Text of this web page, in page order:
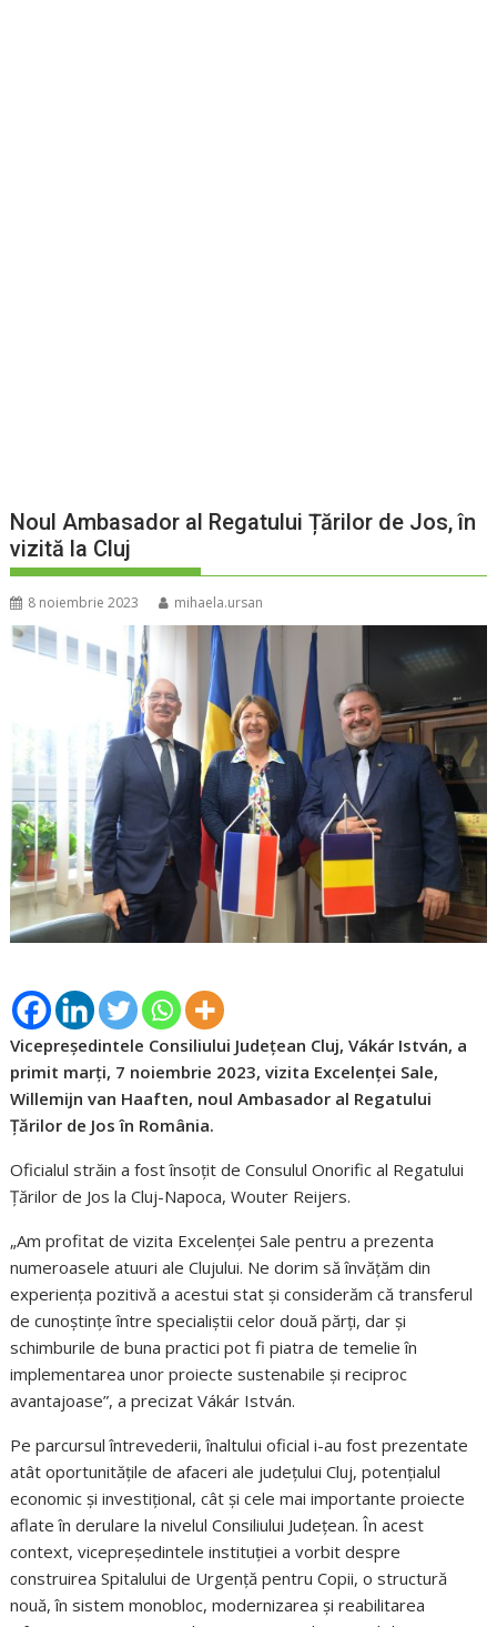
Noul Ambasador al Regatului Țărilor de Jos, în
vizită la Cluj
8 noiembrie 2023 mihaela.ursan
Vicepreședintele Consiliului Județean Cluj, Vákár István, a
primit marți, 7 noiembrie 2023, vizita Excelenței Sale,
Willemijn van Haaften, noul Ambasador al Regatului
Țărilor de Jos în România.
Oficialul străin a fost însoțit de Consulul Onorific al Regatului
Țărilor de Jos la Cluj-Napoca, Wouter Reijers.
„Am profitat de vizita Excelenței Sale pentru a prezenta
numeroasele atuuri ale Clujului. Ne dorim să învățăm din
experiența pozitivă a acestui stat și considerăm că transferul
de cunoștințe între specialiștii celor două părți, dar și
schimburile de buna practici pot fi piatra de temelie în
implementarea unor proiecte sustenabile și reciproc
avantajoase”, a precizat Vákár István.
Pe parcursul întrevederii, înaltului oficial i-au fost prezentate
atât oportunităţile de afaceri ale judeţului Cluj, potențialul
economic și investițional, cât și cele mai importante proiecte
aflate în derulare la nivelul Consiliului Județean. În acest
context, vicepreședintele instituției a vorbit despre
construirea Spitalului de Urgență pentru Copii, o structură
nouă, în sistem monobloc, modernizarea și reabilitarea